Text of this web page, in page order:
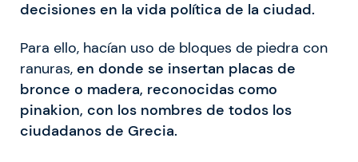
decisiones en la vida política de la ciudad.
Para ello, hacían uso de bloques de piedra con
ranuras, en donde se insertan placas de
bronce o madera, reconocidas como
pinakion, con los nombres de todos los
ciudadanos de Grecia.